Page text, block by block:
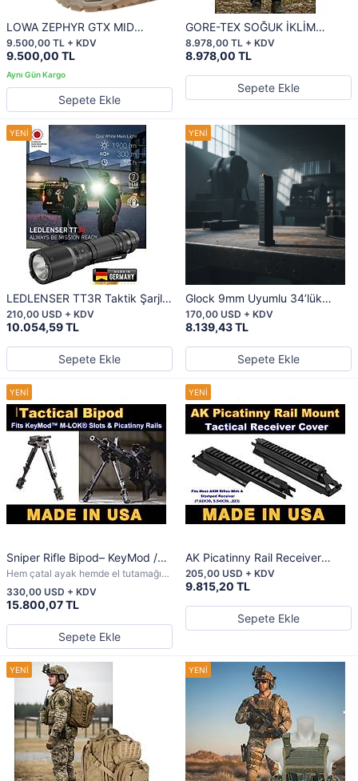
LOWA ZEPHYR GTX MID
DESERT BOT
9.500,00 TL
9.500,00 TL + KDV
Sepete Ekle
GORE-TEX SOĞUK İKLİM
PARKASI YENİ KAMUFLAJ
8.978,00 TL
8.978,00 TL + KDV
Sepete Ekle
LEDLENSER TT3R Taktik Şarjlı
El Feneri – 1900 Lümen
10.054,59 TL
210,00 USD + KDV
Sepete Ekle
Glock 9mm Uyumlu 34’lük
Yüksek Kapasiteli Taktik Şarjör
– Dayanıklı Polimer Gövde,
8.139,43 TL
170,00 USD + KDV
Sepete Ekle
Sniper Rifle Bipod– KeyMod /
M-LOK / Picatinny Uyumlu
Bipod
Hem çatal ayak hemde el tutamağı
olarak da kullanılabilir.
15.800,07 TL
330,00 USD + KDV
Sepete Ekle
AK Picatinny Rail Receiver
Cover – Çelik Gövde,
Alüminyum Ray, AK47/AKM
9.815,20 TL
205,00 USD + KDV
Sepete Ekle